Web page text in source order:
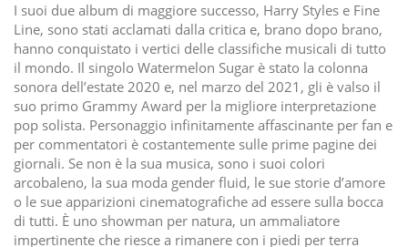
I suoi due album di maggiore successo, Harry Styles e Fine
Line, sono stati acclamati dalla critica e, brano dopo brano,
hanno conquistato i vertici delle classifiche musicali di tutto
il mondo. Il singolo Watermelon Sugar è stato la colonna
sonora dell’estate 2020 e, nel marzo del 2021, gli è valso il
suo primo Grammy Award per la migliore interpretazione
pop solista. Personaggio infinitamente affascinante per fan e
per commentatori è costantemente sulle prime pagine dei
giornali. Se non è la sua musica, sono i suoi colori
arcobaleno, la sua moda gender fluid, le sue storie d’amore
o le sue apparizioni cinematografiche ad essere sulla bocca
di tutti. È uno showman per natura, un ammaliatore
impertinente che riesce a rimanere con i piedi per terra